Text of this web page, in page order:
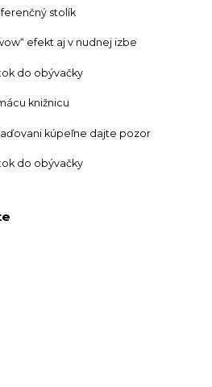
stolík
efekt aj v nudnej izbe
do obývačky
knižnicu
kúpeľne dajte pozor
do obývačky